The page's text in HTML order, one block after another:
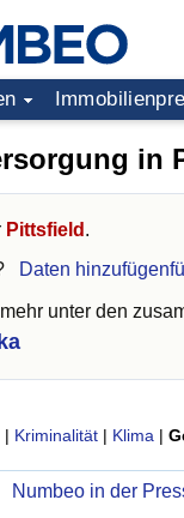
in
Pittsfield .
Daten
unter den
| Kriminalität | Klima |
Numbeo in der